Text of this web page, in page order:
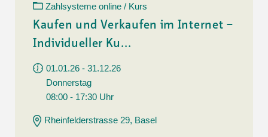
Zahlsysteme online / Kurs
Kaufen und Verkaufen im Internet –
Individueller Ku...
01.01.26 - 31.12.26
Donnerstag
08:00 - 17:30 Uhr
Rheinfelderstrasse 29, Basel